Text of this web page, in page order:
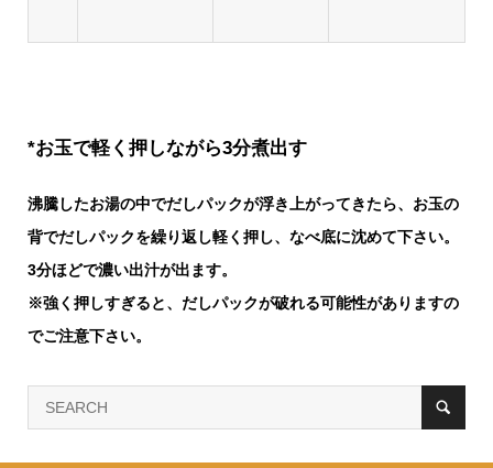
*お玉で軽く押しながら3分煮出す
沸騰したお湯の中でだしパックが浮き上がってきたら、お玉の
背でだしパックを繰り返し軽く押し、なべ底に沈めて下さい。
3分ほどで濃い出汁が出ます。
※強く押しすぎると、だしパックが破れる可能性がありますの
でご注意下さい。